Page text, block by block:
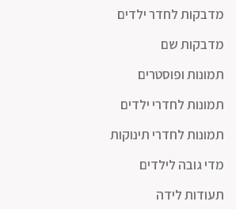
מדבקות לחדר ילדים
מדבקות שם
תמונות ופוסטרים
תמונות לחדרי ילדים
תמונות לחדרי תינוקות
מדי גובה לילדים
תעודות לידה